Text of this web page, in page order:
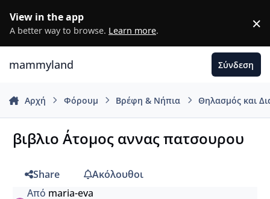
View in the app
A better way to browse. Learn more. ×
mammyland Σύνδεση
Αρχή Φόρουμ Βρέφη & Νήπια Θηλασμός και
βιβλιο Α΄τομος αννας πατσουρου
Share
Ακόλουθοι
Από maria-eva